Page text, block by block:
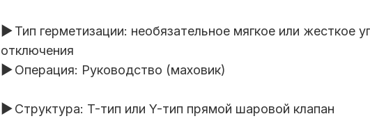
▶Тип герметизации: необязательное мягкое или жесткое
отключения
▶Операция: Руководство (маховик)
▶Структура: T-тип или Y-тип прямой шаровой клапан